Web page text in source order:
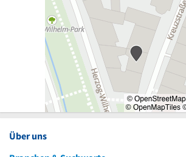
Über uns